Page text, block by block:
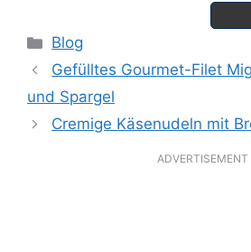
Kategorien
Blog
Gefülltes Gourmet-Filet
und Spargel
Cremige Käsenudeln mit
ADVERTISEMENT